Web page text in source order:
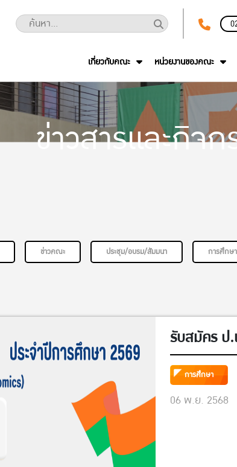
เกี่ยวกับคณะ หน่วยงานของคณะ
ข่าวสารและกิจ
ข่าวคณะ ประชุม/อบรม/สัมมนา การศึกษา
รับสมัคร ป.
การศึกษา
06 พ.ย. 2568